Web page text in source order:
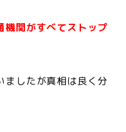
機関がすべてストップ
ましたが真相は良く分